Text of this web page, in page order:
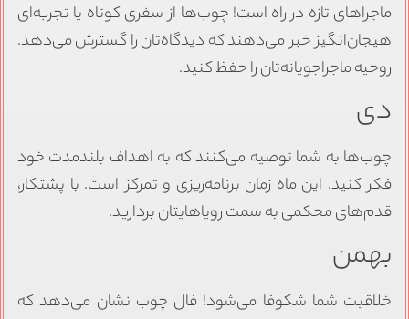
ماجراهای تازه در راه است! چوب‌ها از سفری کوتاه یا تجربه‌ای
هیجان‌انگیز خبر می‌دهند که دیدگاه‌تان را گسترش می‌دهد.
روحیه ماجراجویانه‌تان را حفظ کنید.
دی
چوب‌ها به شما توصیه می‌کنند که به اهداف بلندمدت خود
فکر کنید. این ماه زمان برنامه‌ریزی و تمرکز است. با پشتکار،
قدم‌های محکمی به سمت رویاهایتان بردارید.
بهمن
خلاقیت شما شکوفا می‌شود! فال چوب نشان می‌دهد که